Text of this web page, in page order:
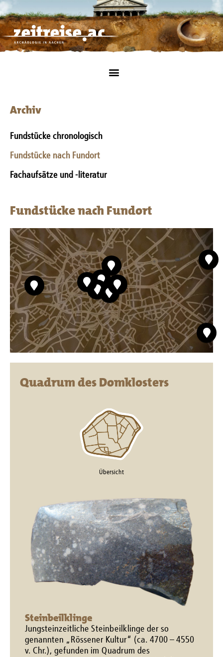
Archiv
Fundstücke chronologisch
Fundstücke nach Fundort
Fachaufsätze und -literatur
Fundstücke nach Fundort
Quadrum des Domklosters
Übersicht
Steinbeilklinge
Jungsteinzeitliche Steinbeilklinge der so
genannten „Rössener Kultur“ (ca. 4700 – 4550
v. Chr.), gefunden im Quadrum des